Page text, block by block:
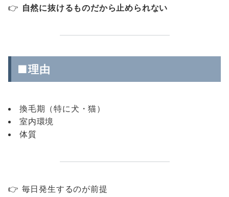
👉 自然に抜けるものだから止められない
■理由
換毛期（特に犬・猫）
室内環境
体質
👉 毎日発生するのが前提